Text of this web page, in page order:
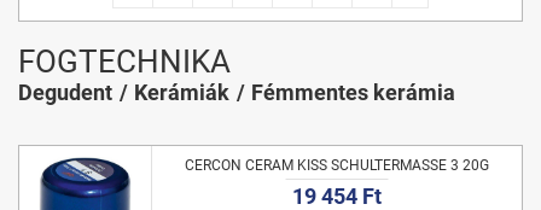
FOGTECHNIKA
Degudent Kerámiák Fémmentes kerámia
CERCON CERAM KISS SCHULTERMASSE 3 20G
19 454 Ft